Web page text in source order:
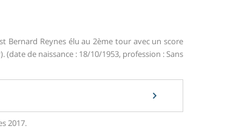
Bernard Reynes élu au 2ème tour avec un score
de naissance : 18/10/1953, profession : Sans
2017.